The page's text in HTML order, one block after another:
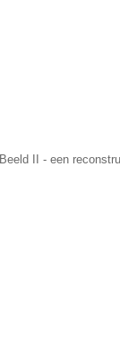
Beeld II - een